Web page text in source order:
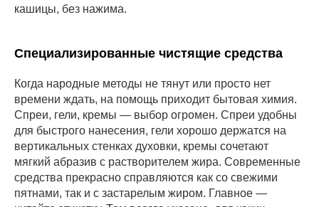
кашицы, без нажима.
Специализированные чистящие средства
Когда народные методы не тянут или просто нет
времени ждать, на помощь приходит бытовая химия.
Спреи, гели, кремы — выбор огромен. Спреи удобны
для быстрого нанесения, гели хорошо держатся на
вертикальных стенках духовки, кремы сочетают
мягкий абразив с растворителем жира. Современные
средства прекрасно справляются как со свежими
пятнами, так и с застарелым жиром. Главное —